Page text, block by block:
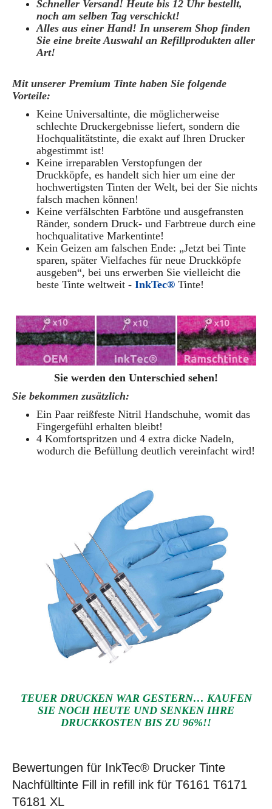
Schneller Versand! Heute bis 12 Uhr bestellt,
noch am selben Tag verschickt!
Alles aus einer Hand! In unserem Shop finden
Sie eine breite Auswahl an Refillprodukten aller
Art!
Mit unserer Premium Tinte haben Sie folgende
Vorteile:
Keine Universaltinte, die möglicherweise
schlechte Druckergebnisse liefert, sondern die
Hochqualitätstinte, die exakt auf Ihren Drucker
abgestimmt ist!
Keine irreparablen Verstopfungen der
Druckköpfe, es handelt sich hier um eine der
hochwertigsten Tinten der Welt, bei der Sie nichts
falsch machen können!
Keine verfälschten Farbtöne und ausgefransten
Ränder, sondern Druck- und Farbtreue durch eine
hochqualitative Markentinte!
Kein Geizen am falschen Ende: „Jetzt bei Tinte
sparen, später Vielfaches für neue Druckköpfe
ausgeben“, bei uns erwerben Sie vielleicht die
beste Tinte weltweit - InkTec® Tinte!
Sie werden den Unterschied sehen!
Sie bekommen zusätzlich:
Ein Paar reißfeste Nitril Handschuhe, womit das
Fingergefühl erhalten bleibt!
4 Komfortspritzen und 4 extra dicke Nadeln,
wodurch die Befüllung deutlich vereinfacht wird!
TEUER DRUCKEN WAR GESTERN… KAUFEN
SIE NOCH HEUTE UND SENKEN IHRE
DRUCKKOSTEN BIS ZU 96%!!
Bewertungen für InkTec® Drucker Tinte
Nachfülltinte Fill in refill ink für T6161 T6171
T6181 XL